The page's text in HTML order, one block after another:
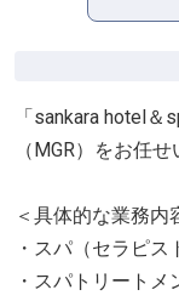
「sankara hotel
（MGR）をお任せ
＜具体的な業務内
・スパ（セラピス
・スパトリート